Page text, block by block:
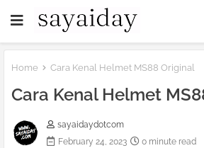
Home Cara Kenal Helmet MS88 Original
Cara Kenal Helmet
sayaidaydotcom
February 24, 2023
0 minute read